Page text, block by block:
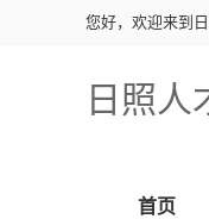
您好，欢迎来到日
日照人
首页